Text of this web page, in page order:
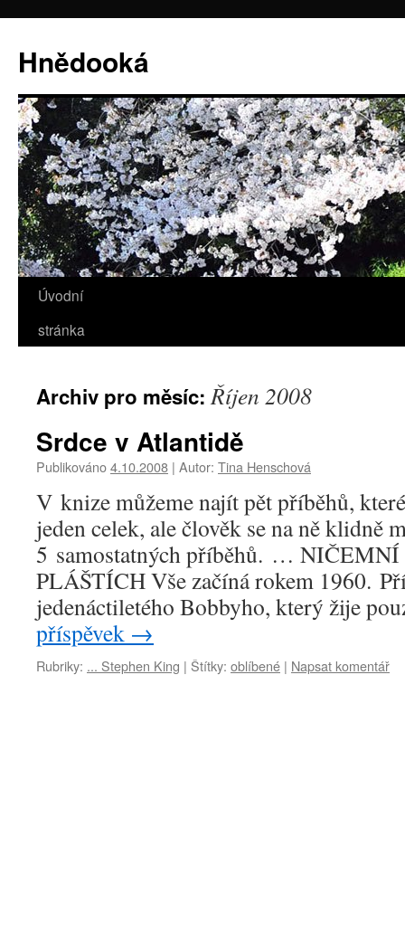
Hnědooká
Přejít
webu
Úvodní
stránka
Archiv pro měsíc:Říjen 2008
Srdce v Atlantidě
Publikováno4.10.2008 | Autor: Tina Henschová
V knize můžeme najít pět příběhů,
jeden celek, ale člověk se na ně klidně
5 samostatných příběhů. …
PLÁŠTÍCH Vše začíná rokem 1960.
jedenáctiletého Bobbyho, který žije
příspěvek →
Rubriky: ... Stephen King | Štítky: oblíbené | Napsat komentář